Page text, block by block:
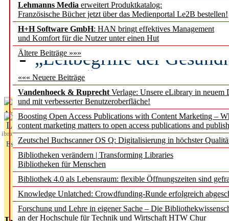
Lehmanns Media erweitert Produktkatalog:
Französische Bücher jetzt über das Medienportal Le2B bestellen!
H+H Software GmbH: HAN bringt effektives Management
und Komfort für die Nutzer unter einen Hut
Ältere Beiträge »»»
««« Neuere Beiträge
Vandenhoeck & Ruprecht Verlage: Unsere eLibrary in neuem
und mit verbesserter Benutzeroberfläche!
Boosting Open Access Publications with Content Marketing –
content marketing matters to open access publications and
Zeutschel Buchscanner OS Q: Digitalisierung in höchster
Bibliotheken verändern | Transforming Libraries
Bibliotheken für Menschen
Bibliothek 4.0 als Lebensraum: flexible Öffnungszeiten sind
Knowledge Unlatched: Crowdfunding-Runde erfolgreich
Forschung und Lehre in eigener Sache – Die
an der Hochschule für Technik und Wirtschaft HTW Chur
Künstliche Intelligenz
besser zu verstehen
„Leitbegriffe der
des BIÖG erscheinen
Aktuelles aus
L
ibrary
Essentials